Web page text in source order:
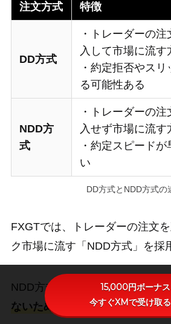
注文方式 特徴
DD方式
・トレーダーの
入して市場に流す
・約定拒否やス
る可能性ある
NDD方
式
・トレーダーの
入せず市場に流す
・約定スピード
い
DD方式とNDD方式の
FXGTでは、トレーダーの注文
ク市場に流す「NDD方式」を採
NDD方式によって、注文の約定
ないため、フェアな取引が可能
15,000円ボーナス
今すぐXMで受け取る